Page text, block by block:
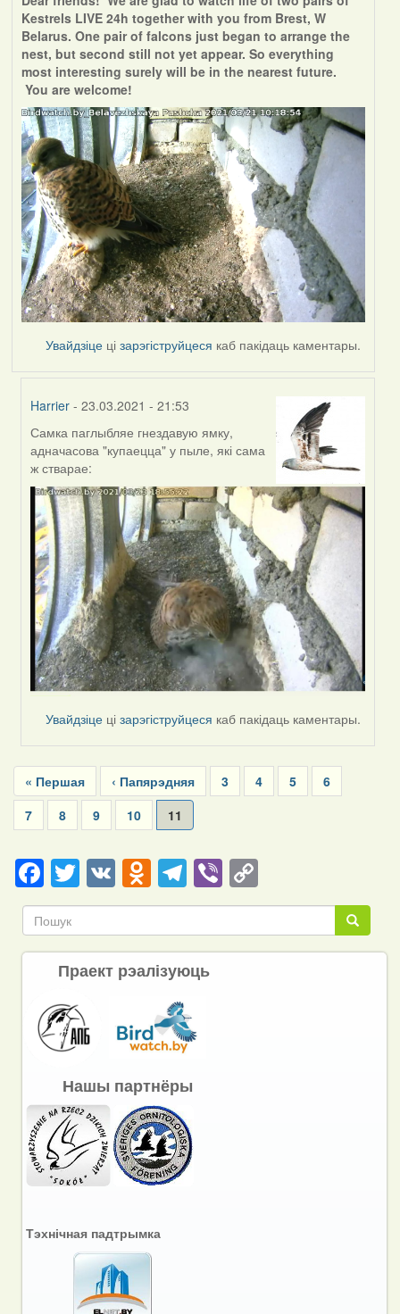
Kestrels LIVE 24h together with you from Brest, W
Belarus. One pair of falcons just began to arrange the
nest, but second still not yet appear. So everything
most interesting surely will be in the nearest future.
You are welcome!
Увайдзіце цізарэгіструйцеся каб пакідаць каментары.
Harrier - 23.03.2021 - 21:53
In
reply
to
by
Harrier
Самка паглыбляе гнездавую ямку,
адначасова "купаецца" у пыле, які сама
ж стварае:
Увайдзіце цізарэгіструйцеся каб пакідаць каментары.
Pagination
First
page
« Першая
Previous
page
‹ Папярэдняя Page
3 Page
4 Page
5 Page
6
Page
7 Page
8 Page
9 Page
10
Current
page
11
Facebook
Twitter
VKOdnoklassniki
Telegram
ViberCopy
Link Пошук
Пошук
Праект рэалізуюць
Нашы партнёры
Тэхнічная падтрымка